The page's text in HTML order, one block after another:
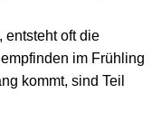
entsteht oft die
im Frühling
kommt, sind Teil